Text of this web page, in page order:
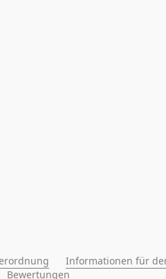
Informationen für
Bewertungen